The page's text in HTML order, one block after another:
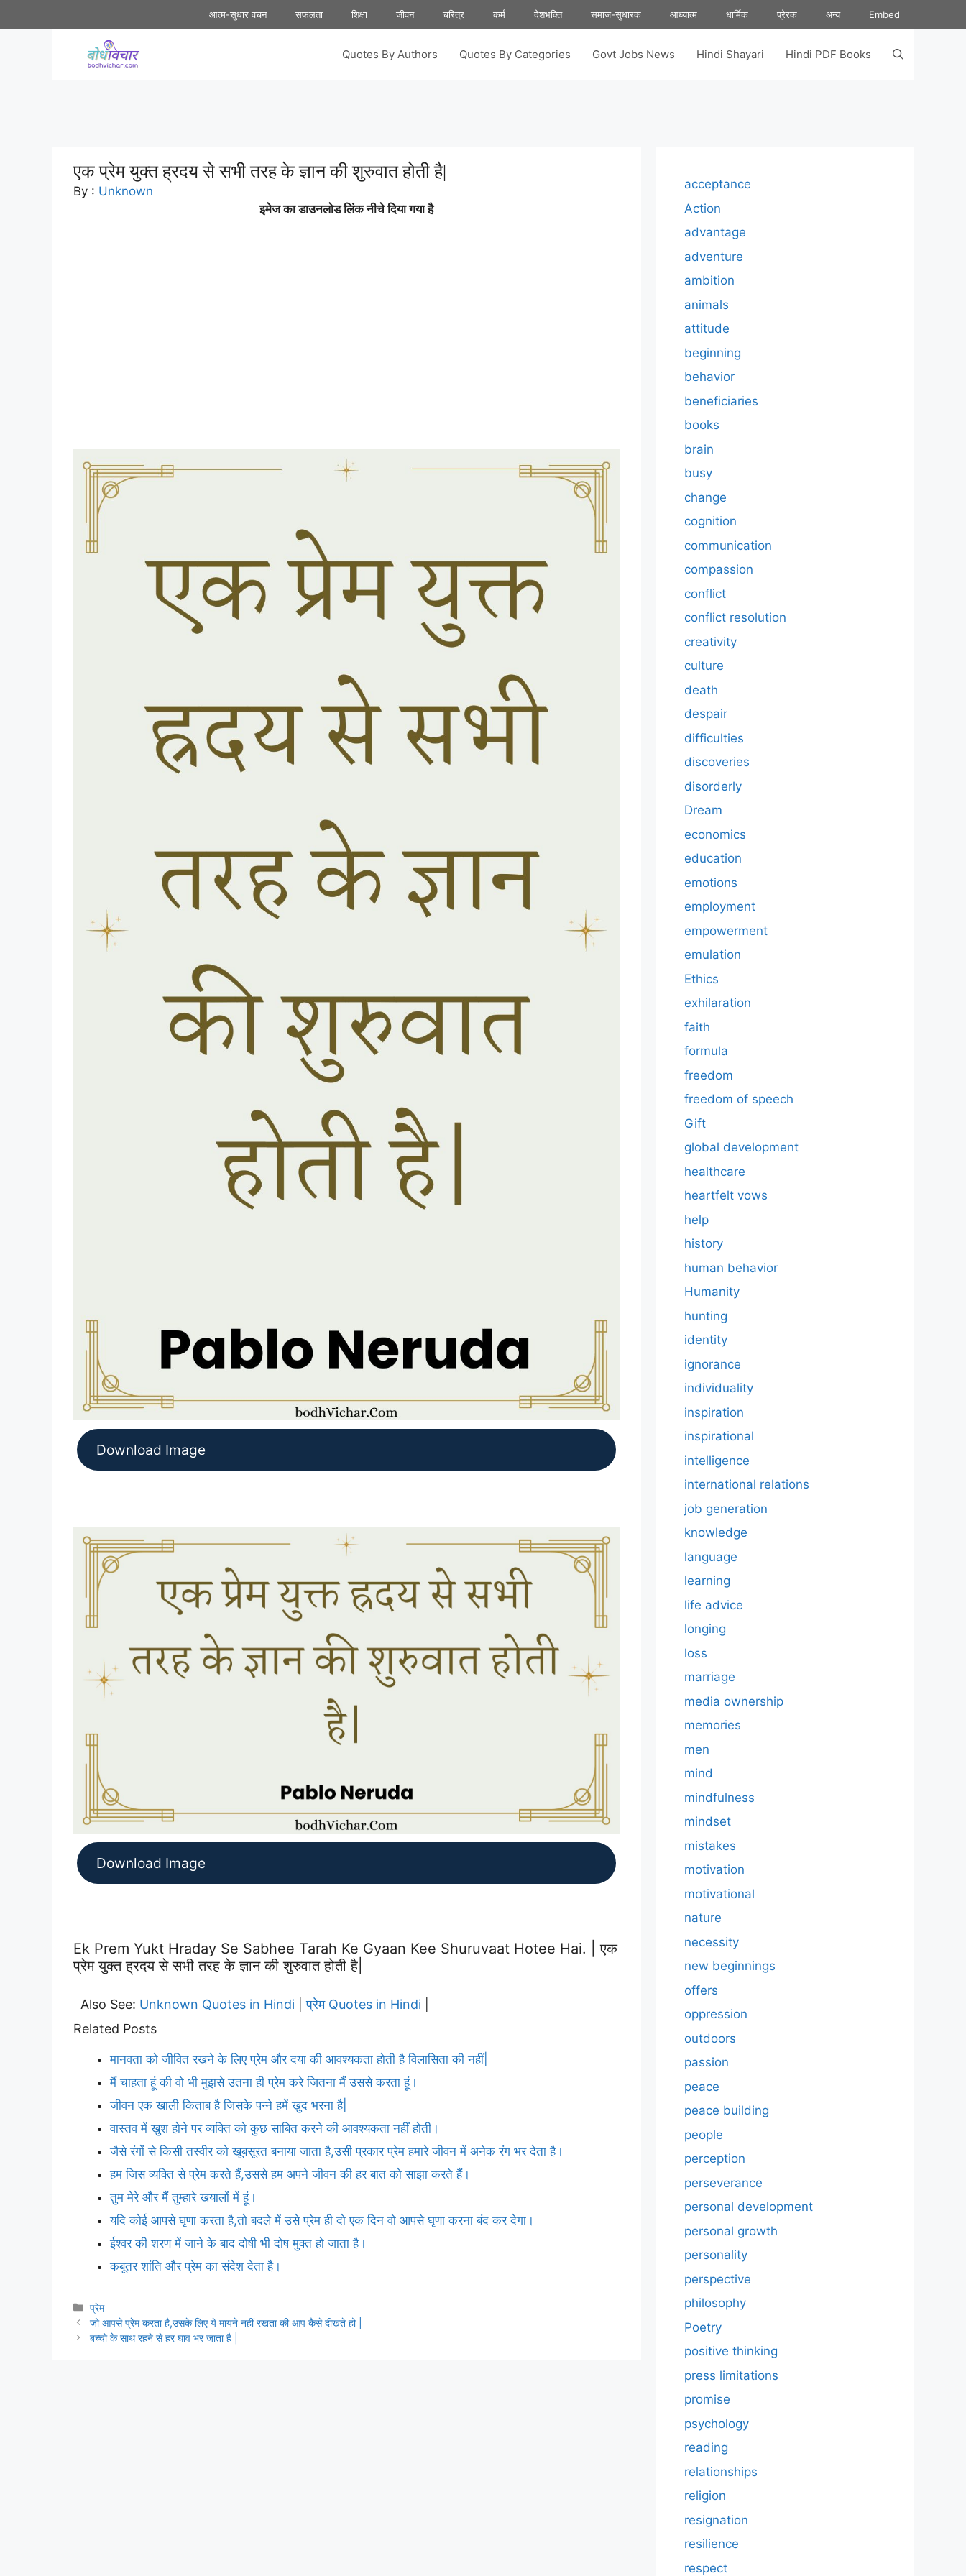
to
आत्म-सुधार वचन सफलता शिक्षा जीवन चरित्र कर्म देशभक्ति समाज-सुधारक आध्यात्म धार्मिक प्रेरक अन्य Embed
Quotes By Authors Quotes By Categories Govt Jobs News Hindi Shayari Hindi PDF Books
एक प्रेम युक्त ह्रदय से सभी तरह के ज्ञान की शुरुवात होती है|
By : Unknown
इमेज का डाउनलोड लिंक नीचे दिया गया है
Download Image
Download Image
Ek Prem Yukt Hraday Se Sabhee Tarah Ke Gyaan Kee Shuruvaat Hotee Hai. | एक
प्रेम युक्त ह्रदय से सभी तरह के ज्ञान की शुरुवात होती है|
Also See: Unknown Quotes in Hindi |प्रेम Quotes in Hindi
Related Posts
मानवता को जीवित रखने के लिए प्रेम और दया की आवश्यकता होती है विलासिता की नहीं|
मैं चाहता हूं की वो भी मुझसे उतना ही प्रेम करे जितना मैं उससे करता हूं।
जीवन एक खाली किताब है जिसके पन्ने हमें खुद भरना है|
वास्तव में खुश होने पर व्यक्ति को कुछ साबित करने की आवश्यकता नहीं होती।
जैसे रंगों से किसी तस्वीर को खूबसूरत बनाया जाता है,उसी प्रकार प्रेम हमारे जीवन में अनेक रंग भर देता है।
हम जिस व्यक्ति से प्रेम करते हैं,उससे हम अपने जीवन की हर बात को साझा करते हैं।
तुम मेरे और मैं तुम्हारे खयालों में हूं।
यदि कोई आपसे घृणा करता है,तो बदले में उसे प्रेम ही दो एक दिन वो आपसे घृणा करना बंद कर देगा।
ईश्वर की शरण में जाने के बाद दोषी भी दोष मुक्त हो जाता है।
कबूतर शांति और प्रेम का संदेश देता है।
Categories
प्रेम
जो आपसे प्रेम करता है,उसके लिए ये मायने नहीं रखता की आप कैसे दीखते हो |
बच्चो के साथ रहने से हर घाव भर जाता है |
acceptance
Action
advantage
adventure
ambition
animals
attitude
beginning
behavior
beneficiaries
books
brain
busy
change
cognition
communication
compassion
conflict
conflict resolution
creativity
culture
death
despair
difficulties
discoveries
disorderly
Dream
economics
education
emotions
employment
empowerment
emulation
Ethics
exhilaration
faith
formula
freedom
freedom of speech
Gift
global development
healthcare
heartfelt vows
help
history
human behavior
Humanity
hunting
identity
ignorance
individuality
inspiration
inspirational
intelligence
international relations
job generation
knowledge
language
learning
life advice
longing
loss
marriage
media ownership
memories
men
mind
mindfulness
mindset
mistakes
motivation
motivational
nature
necessity
new beginnings
offers
oppression
outdoors
passion
peace
peace building
people
perception
perseverance
personal development
personal growth
personality
perspective
philosophy
Poetry
positive thinking
press limitations
promise
psychology
reading
relationships
religion
resignation
resilience
respect